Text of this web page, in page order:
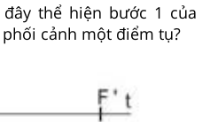
thể hiện bước 1 của
cảnh một điểm tụ?